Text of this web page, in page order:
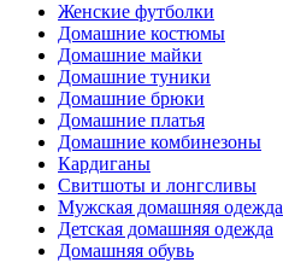
Женские футболки
Домашние костюмы
Домашние майки
Домашние туники
Домашние брюки
Домашние платья
Домашние комбинезоны
Кардиганы
Свитшоты и лонгсливы
Мужская домашняя одежда
Детская домашняя одежда
Домашняя обувь